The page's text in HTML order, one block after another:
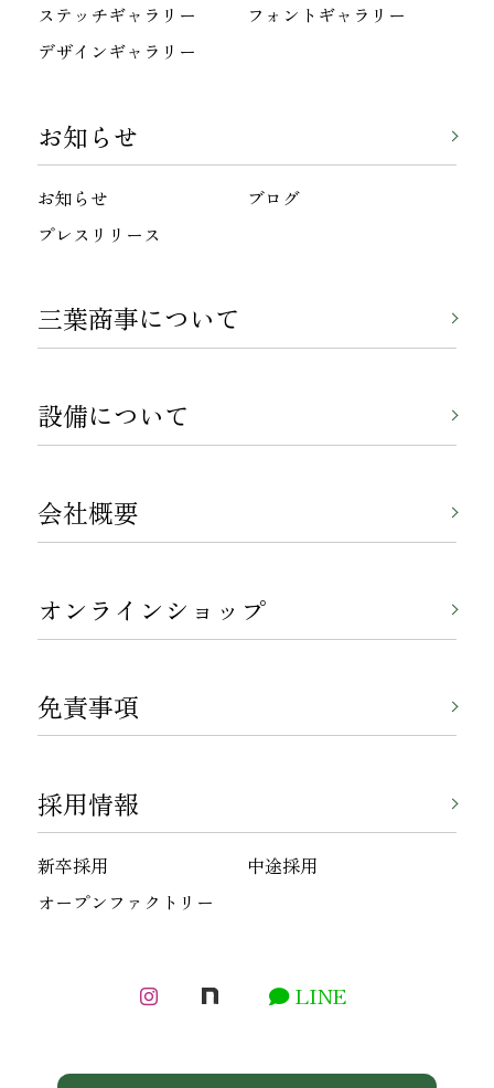
ステッチギャラリー
フォントギャラリー
デザインギャラリー
お知らせ
お知らせ
ブログ
プレスリリース
三葉商事について
設備について
会社概要
オンラインショップ
免責事項
採用情報
新卒採用
中途採用
オープンファクトリー
LINE